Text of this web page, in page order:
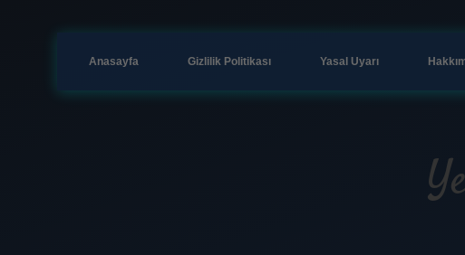
Anasayfa Gizlilik Politikası Yasal Uyarı